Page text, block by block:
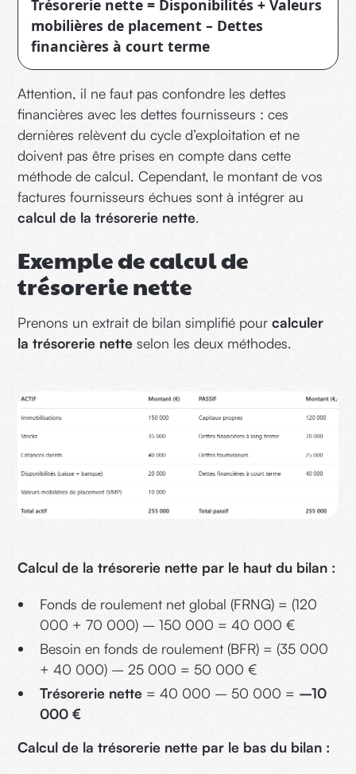
Trésorerie nette = Disponibilités + Valeurs
mobilières de placement – Dettes
financières à court terme
Attention, il ne faut pas confondre les dettes
financières avec les dettes fournisseurs : ces
dernières relèvent du cycle d’exploitation et ne
doivent pas être prises en compte dans cette
méthode de calcul. Cependant, le montant de vos
factures fournisseurs échues sont à intégrer au
calcul de la trésorerie nette.
Exemple de calcul de
trésorerie nette
Prenons un extrait de bilan simplifié pourcalculer
la trésorerie nette selon les deux méthodes.
Calcul de la trésorerie nette par le haut du bilan :
Fonds de roulement net global (FRNG) = (120
000 + 70 000) – 150 000 = 40 000 €
Besoin en fonds de roulement (BFR) = (35 000
+ 40 000) – 25 000 = 50 000 €
Trésorerie nette = 40 000 – 50 000 = –10
000 €
Calcul de la trésorerie nette par le bas du bilan :